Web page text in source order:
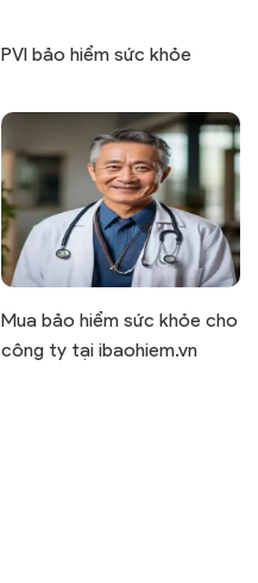
PVI bảo hiểm sức khỏe
Mua bảo hiểm sức khỏe cho
công ty tại ibaohiem.vn